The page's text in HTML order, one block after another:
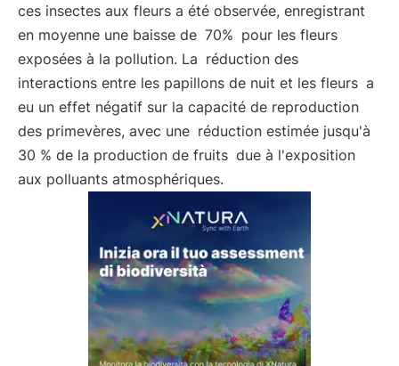
ces insectes aux fleurs a été observée, enregistrant
en moyenne une baisse de 70% pour les fleurs
exposées à la pollution. La réduction des
interactions entre les papillons de nuit et les fleurs a
eu un effet négatif sur la capacité de reproduction
des primevères, avec une réduction estimée jusqu'à
30 % de la production de fruits due à l'exposition
aux polluants atmosphériques.